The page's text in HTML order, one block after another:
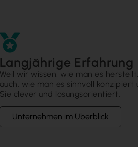
Langjährige Erfahrung
Weil wir wissen, wie man es
auch, wie man es sinnvoll konzipiert
Sie clever und lösungsorientiert.
Unternehmen im Überblick